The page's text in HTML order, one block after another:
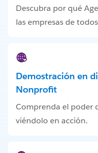
Descubra por qué
las empresas de
Demostración en
Nonprofit
Comprenda el poder
viéndolo en acción.